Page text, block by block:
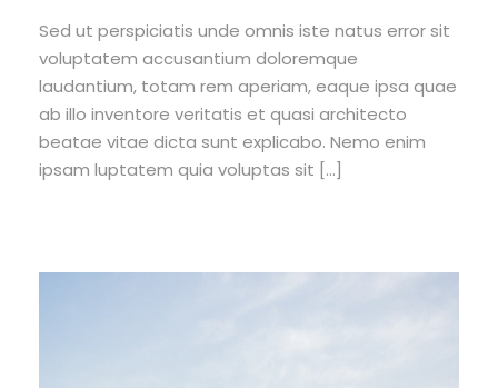
Sed ut perspiciatis unde omnis iste natus error sit
voluptatem accusantium doloremque
laudantium, totam rem aperiam, eaque ipsa quae
ab illo inventore veritatis et quasi architecto
beatae vitae dicta sunt explicabo. Nemo enim
ipsam luptatem quia voluptas sit […]